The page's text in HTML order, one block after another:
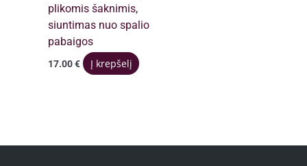
plikomis šaknimis,
siuntimas nuo spalio
pabaigos
17.00€ Į krepšelį